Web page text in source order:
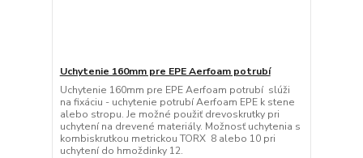
Uchytenie 160mm pre EPE Aerfoam potrubí
Uchytenie 160mm pre EPE Aerfoam potrubí slúži
na fixáciu - uchytenie potrubí Aerfoam EPE k stene
alebo stropu. Je možné použiť drevoskrutky pri
uchytení na drevené materiály. Možnosť uchytenia s
kombiskrutkou metrickou TORX 8 alebo 10 pri
uchytení do hmoždinky 12.